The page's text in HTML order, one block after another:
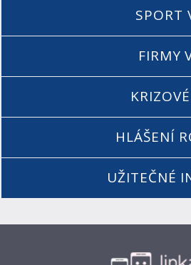
SPORT
FIRMY
HLÁŠENÍ
UŽITEČNÉ